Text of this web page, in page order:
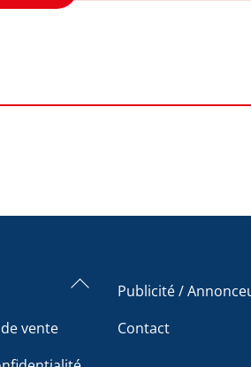
Back
vente
Publicité /
Contact